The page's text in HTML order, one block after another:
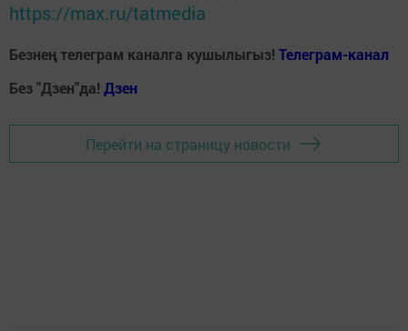
https://max.ru/tatmedia
Безнең телеграм каналга кушылыгыз! Телеграм-канал
Без "Дзен"да! Дзен
Перейти на страницу новости